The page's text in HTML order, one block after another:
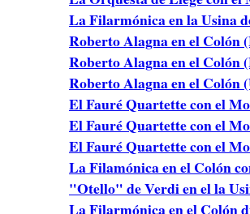
La Filarmónica en la Usina
Roberto Alagna en el Colón
Roberto Alagna en el Colón
Roberto Alagna en el Colón
El Fauré Quartette con el
El Fauré Quartette con el
El Fauré Quartette con el
La Filamónica en el Colón
"Otello" de Verdi en el la
La Filarmónica en el Colón